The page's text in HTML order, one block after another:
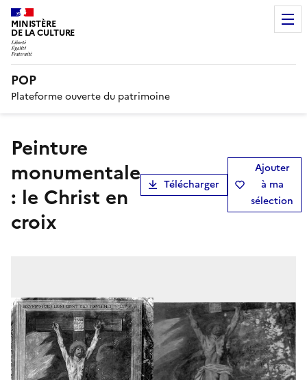
MINISTÈRE
DE LA CULTURE
POP
Plateforme ouverte du patrimoine
peinture
monumentale
: le Christ en
croix
Télécharger
Ajouter
à ma
sélection